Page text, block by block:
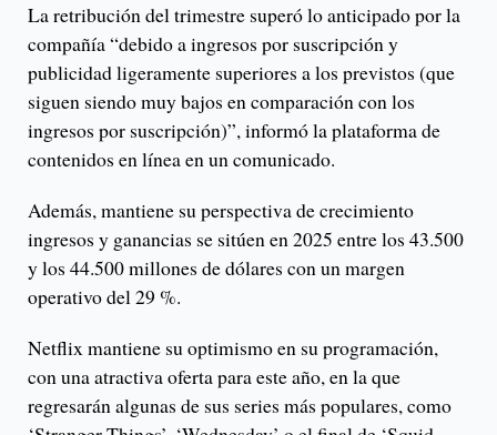
La retribución del trimestre superó lo anticipado por la
compañía “debido a ingresos por suscripción y
publicidad ligeramente superiores a los previstos (que
siguen siendo muy bajos en comparación con los
ingresos por suscripción)”, informó la plataforma de
contenidos en línea en un comunicado.
Además, mantiene su perspectiva de crecimiento
ingresos y ganancias se sitúen en 2025 entre los 43.500
y los 44.500 millones de dólares con un margen
operativo del 29 %.
Netflix mantiene su optimismo en su programación,
con una atractiva oferta para este año, en la que
regresarán algunas de sus series más populares, como